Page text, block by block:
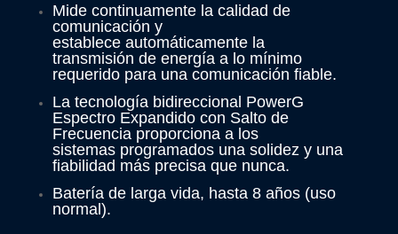
Mide continuamente la calidad de
comunicación y
establece automáticamente la
transmisión de energía a lo mínimo
requerido para una comunicación fiable.
La tecnología bidireccional PowerG
Espectro Expandido con Salto de
Frecuencia proporciona a los
sistemas programados una solidez y una
fiabilidad más precisa que nunca.
Batería de larga vida, hasta 8 años (uso
normal).